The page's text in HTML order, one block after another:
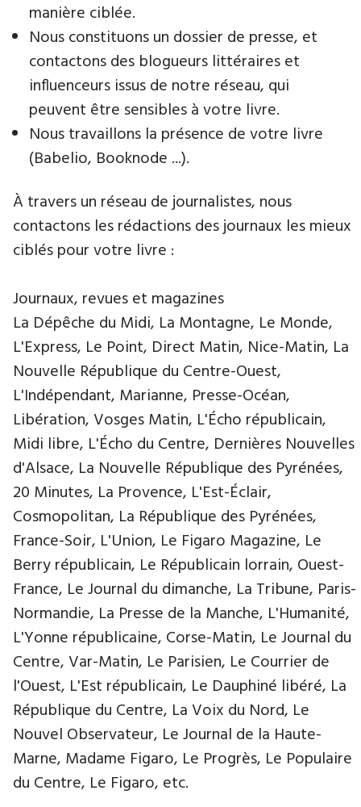
manière ciblée.
Nous constituons un dossier de presse, et
contactons des blogueurs littéraires et
influenceurs issus de notre réseau, qui
peuvent être sensibles à votre livre.
Nous travaillons la présence de votre livre
(Babelio, Booknode ...).
À travers un réseau de journalistes, nous
contactons les rédactions des journaux les mieux
ciblés pour votre livre :
Journaux, revues et magazines
La Dépêche du Midi, La Montagne, Le Monde,
L'Express, Le Point, Direct Matin, Nice-Matin, La
Nouvelle République du Centre-Ouest,
L'Indépendant, Marianne, Presse-Océan,
Libération, Vosges Matin, L'Écho républicain,
Midi libre, L'Écho du Centre, Dernières Nouvelles
d'Alsace, La Nouvelle République des Pyrénées,
20 Minutes, La Provence, L'Est-Éclair,
Cosmopolitan, La République des Pyrénées,
France-Soir, L'Union, Le Figaro Magazine, Le
Berry républicain, Le Républicain lorrain, Ouest-
France, Le Journal du dimanche, La Tribune, Paris-
Normandie, La Presse de la Manche, L'Humanité,
L'Yonne républicaine, Corse-Matin, Le Journal du
Centre, Var-Matin, Le Parisien, Le Courrier de
l'Ouest, L'Est républicain, Le Dauphiné libéré, La
République du Centre, La Voix du Nord, Le
Nouvel Observateur, Le Journal de la Haute-
Marne, Madame Figaro, Le Progrès, Le Populaire
du Centre, Le Figaro, etc.